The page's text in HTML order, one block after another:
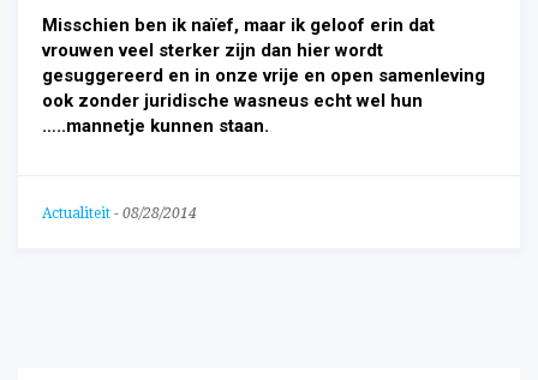
Misschien ben ik naïef, maar ik geloof erin dat
vrouwen veel sterker zijn dan hier wordt
gesuggereerd en in onze vrije en open samenleving
ook zonder juridische wasneus echt wel hun
…..mannetje kunnen staan.
Actualiteit - 08/28/2014